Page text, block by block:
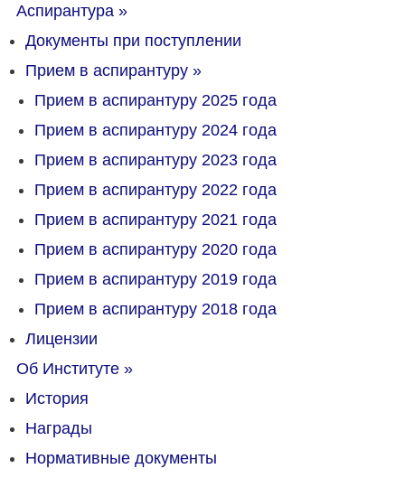
Аспирантура »
Документы при поступлении
Прием в аспирантуру »
Прием в аспирантуру 2025 года
Прием в аспирантуру 2024 года
Прием в аспирантуру 2023 года
Прием в аспирантуру 2022 года
Прием в аспирантуру 2021 года
Прием в аспирантуру 2020 года
Прием в аспирантуру 2019 года
Прием в аспирантуру 2018 года
Лицензии
Об Институте »
История
Награды
Нормативные документы